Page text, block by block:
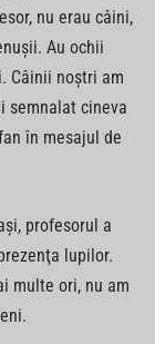
nu erau câini,
Au ochii
Câinii noştri am
semnalat cineva
în mesajul de
profesorul a
lupilor.
multe ori, nu am